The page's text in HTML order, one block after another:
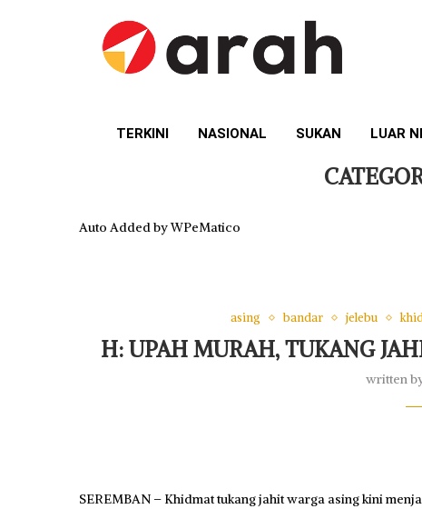
TERKINI NASIONAL SUKAN LUAR
Auto Added by WPeMatico
asing bandar jelebu
H: UPAH MURAH, TUKANG
written
SEREMBAN – Khidmat tukang jahit warga asing kini